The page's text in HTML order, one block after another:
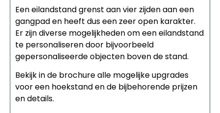
Een eilandstand grenst aan vier zijden aan een
gangpad en heeft dus een zeer open karakter.
Er zijn diverse mogelijkheden om een eilandstand
te personaliseren door bijvoorbeeld
gepersonaliseerde objecten boven de stand.
Bekijk in de brochure alle mogelijke upgrades
voor een hoekstand en de bijbehorende prijzen
en details.